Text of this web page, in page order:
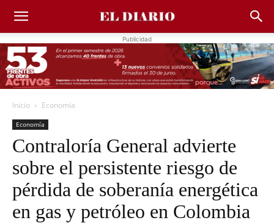
Publicidad
Inicio Economía
Economía
Contraloría General advierte
sobre el persistente riesgo de
pérdida de soberanía energética
en gas y petróleo en Colombia